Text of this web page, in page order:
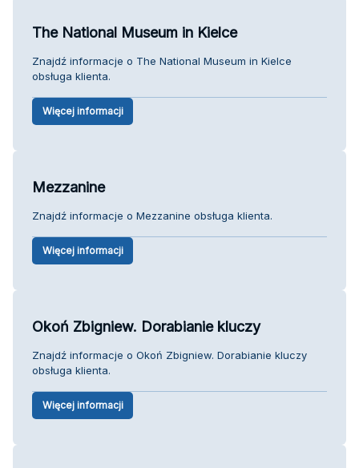
The National Museum in Kielce
Znajdź informacje o The National Museum in Kielce
obsługa klienta.
Więcej informacji
Mezzanine
Znajdź informacje o Mezzanine obsługa klienta.
Więcej informacji
Okoń Zbigniew. Dorabianie kluczy
Znajdź informacje o Okoń Zbigniew. Dorabianie kluczy
obsługa klienta.
Więcej informacji